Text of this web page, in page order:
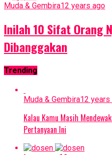
Muda & Gembira12 years ago
Inilah 10 Sifat Orang
Dibanggakan
Trending
Muda & Gembira12 years
Kalau Kamu Masih
Pertanyaan Ini